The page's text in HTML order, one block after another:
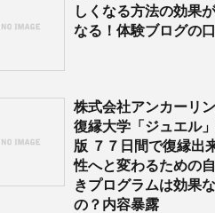
しくなる方法の効果
なる！体験ブログの
株式会社アンカーリ
復縁大学「ジュエル
版 ７７日間で復縁出
性へと変わるための
きプログラムは効果
の？内容暴露